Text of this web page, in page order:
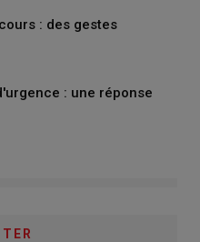
: des gestes
: une réponse